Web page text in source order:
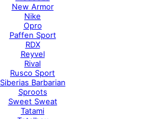
New Armor
Nike
Opro
Paffen Sport
RDX
Reyvel
Rival
Rusco Sport
Siberias Barbarian
Sproots
Sweet Sweat
Tatami